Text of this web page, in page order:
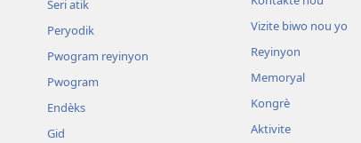
Seri atik
Peryodik
Pwogram reyinyon
Pwogram
Endèks
Gid
Vizite biwo nou yo
Reyinyon
Memoryal
Kongrè
Aktivite